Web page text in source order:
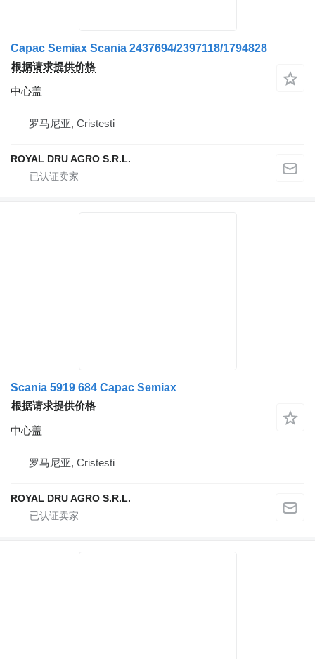
Capac Semiax Scania 2437694/2397118/1794828
根据请求提供价格
中心盖
罗马尼亚, Cristesti
ROYAL DRU AGRO S.R.L.
Scania 5919 684 Capac Semiax
根据请求提供价格
中心盖
罗马尼亚, Cristesti
ROYAL DRU AGRO S.R.L.